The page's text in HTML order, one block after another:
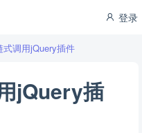
登录
式调用jQuery插件
jQuery插